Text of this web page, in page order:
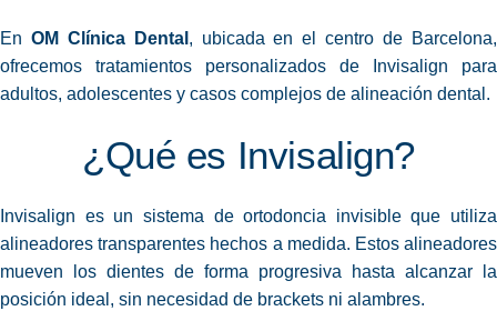
En OM Clínica Dental , ubicada en el centro de Barcelona,
ofrecemos tratamientos personalizados de Invisalign para
adultos, adolescentes y casos complejos de alineación dental.
¿Qué es Invisalign?
Invisalign es un sistema de ortodoncia invisibleque utiliza
alineadores transparentes hechos a medida. Estos alineadores
mueven los dientes de forma progresiva hasta alcanzar la
posición ideal, sin necesidad de brackets ni alambres.